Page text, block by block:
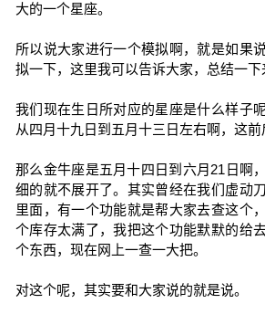
大的一个星座。
所以说大家进行一个模拟啊，就是如果
拟一下，这里我可以告诉大家，总结一下
我们现在生日所对应的星座是什么样子
从四月十九日到五月十三日左右啊，这前
那么金牛座是五月十四日到六月21日啊
细的就不展开了。其实曾经在我们虚动
里面，有一个功能就是帮大家去查这个
个库存太满了，我把这个功能默默的给
个东西，现在网上一查一大把。
对这个呢，其实要和大家说的就是说。